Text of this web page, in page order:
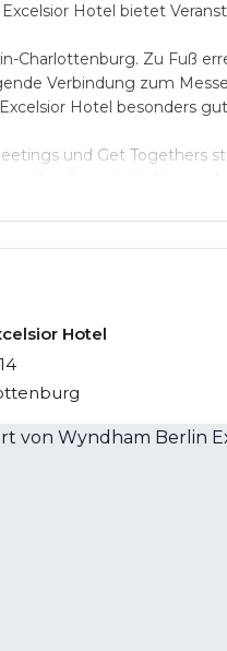
Hotel bietet
Charlottenburg. Zu Fuß
Verbindung zum
Hotel besonders
und Get Togethers
Excelsior Hotel ist mit
LAN verfügbar und in
Hotel